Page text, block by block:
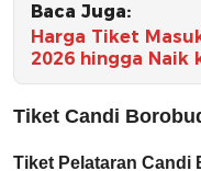
Baca Juga:
Harga Tiket
2026 hingga Naik
Tiket Candi
Tiket Pelataran Candi